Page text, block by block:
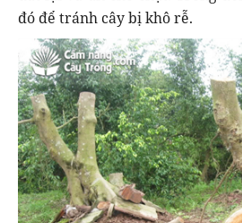
đó để tránh cây bị khô rễ.